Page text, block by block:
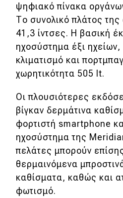
ψηφιακό πίνακα
Το συνολικό πλάτος της
41,3 ίντσες. Η βασική
ηχοσύστημα έξι ηχείων,
κλιματισμό και
χωρητικότητα 505 lt.
Οι πλουσιότερες
βίγκαν δερμάτινα
φορτιστή smartphone
ηχοσύστημα της
πελάτες μπορούν
θερμαινόμενα
καθίσματα, καθώς και
φωτισμό.